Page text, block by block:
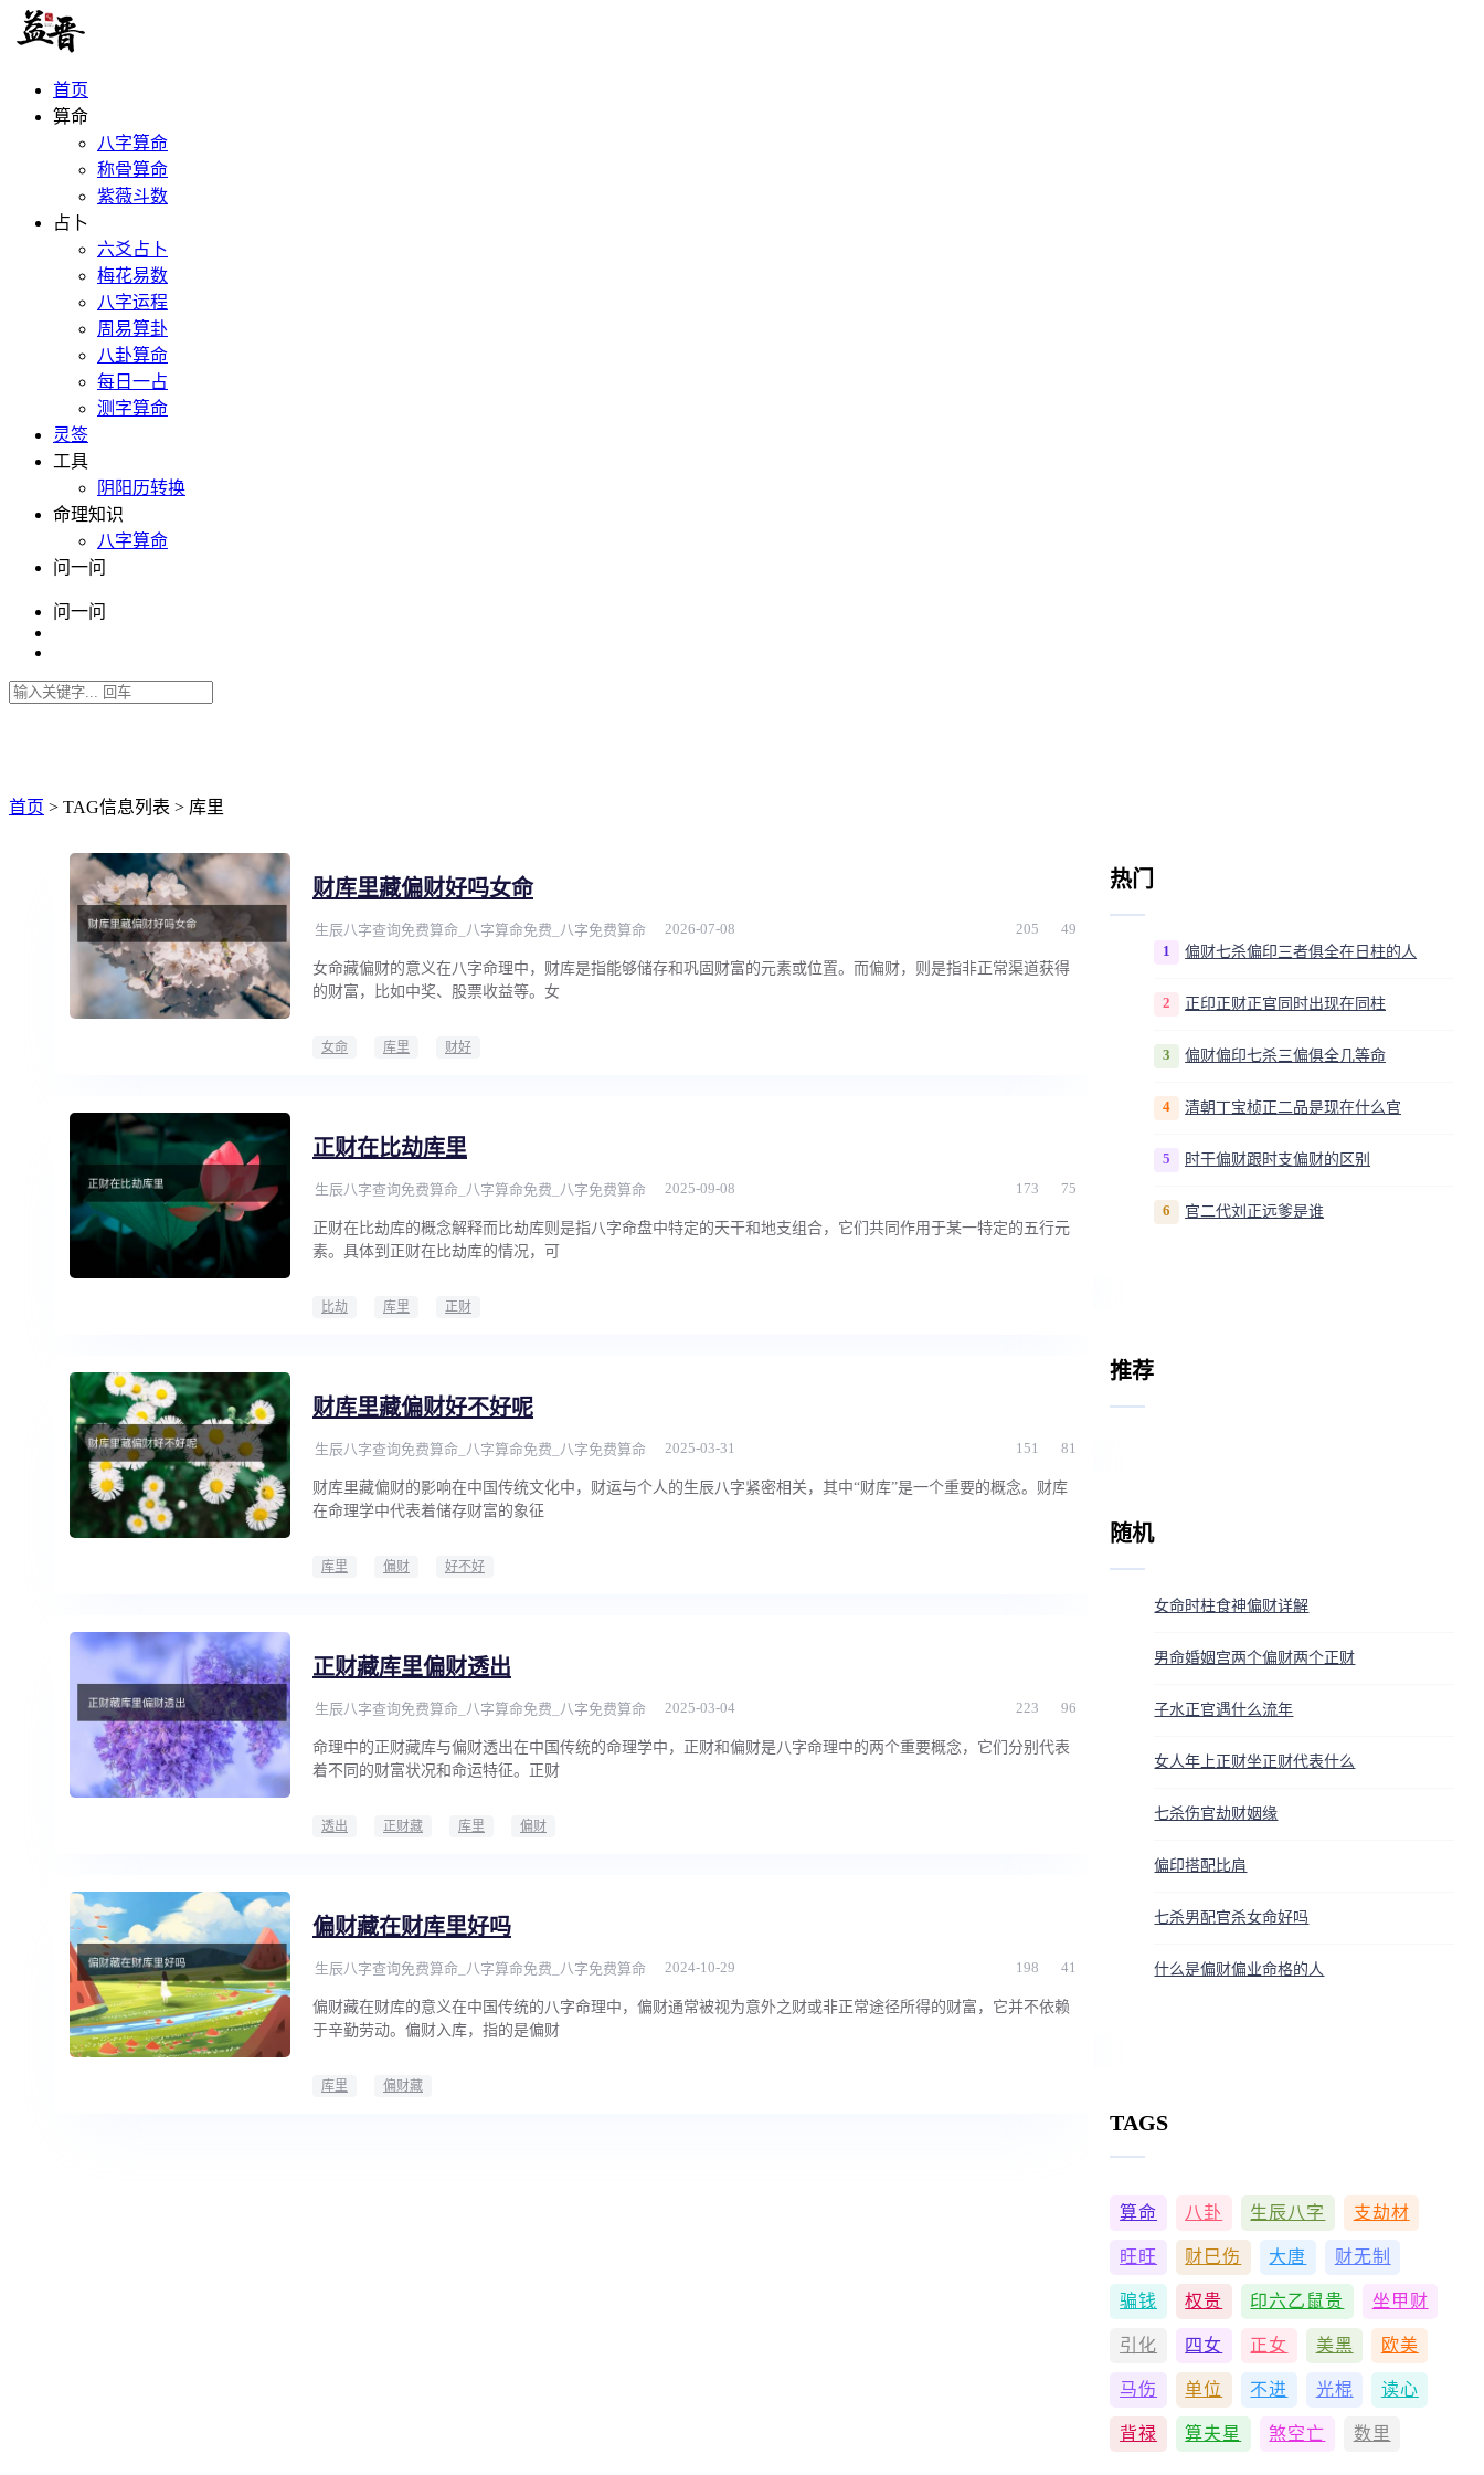
首页
算命
八字算命
称骨算命
紫薇斗数
占卜
六爻占卜
梅花易数
八字运程
周易算卦
八卦算命
每日一占
测字算命
灵签
工具
阴阳历转换
命理知识
八字算命
问一问
问一问
首页 > TAG信息列表 > 库里
财库里藏偏财好吗女命
生辰八字查询免费算命_八字算命免费_八字免费算命 2026-07-08 205 49
女命藏偏财的意义在八字命理中，财库是指能够储存和巩固财富的元素或位置。而偏财，则是指非正常渠道获得
的财富，比如中奖、股票收益等。女
女命 库里 财好
正财在比劫库里
生辰八字查询免费算命_八字算命免费_八字免费算命 2025-09-08 173 75
正财在比劫库的概念解释而比劫库则是指八字命盘中特定的天干和地支组合，它们共同作用于某一特定的五行元
素。具体到正财在比劫库的情况，可
比劫 库里 正财
财库里藏偏财好不好呢
生辰八字查询免费算命_八字算命免费_八字免费算命 2025-03-31 151 81
财库里藏偏财的影响在中国传统文化中，财运与个人的生辰八字紧密相关，其中“财库”是一个重要的概念。财库
在命理学中代表着储存财富的象征
库里 偏财 好不好
正财藏库里偏财透出
生辰八字查询免费算命_八字算命免费_八字免费算命 2025-03-04 223 96
命理中的正财藏库与偏财透出在中国传统的命理学中，正财和偏财是八字命理中的两个重要概念，它们分别代表
着不同的财富状况和命运特征。正财
透出 正财藏 库里 偏财
偏财藏在财库里好吗
生辰八字查询免费算命_八字算命免费_八字免费算命 2024-10-29 198 41
偏财藏在财库的意义在中国传统的八字命理中，偏财通常被视为意外之财或非正常途径所得的财富，它并不依赖
于辛勤劳动。偏财入库，指的是偏财
库里 偏财藏
热门
1 偏财七杀偏印三者俱全在日柱的人
2 正印正财正官同时出现在同柱
3 偏财偏印七杀三偏俱全几等命
4 清朝丁宝桢正二品是现在什么官
5 时干偏财跟时支偏财的区别
6 官二代刘正远爹是谁
推荐
随机
女命时柱食神偏财详解
男命婚姻宫两个偏财两个正财
子水正官遇什么流年
女人年上正财坐正财代表什么
七杀伤官劫财姻缘
偏印搭配比肩
七杀男配官杀女命好吗
什么是偏财偏业命格的人
TAGS
算命 八卦 生辰八字 支劫材
旺旺 财巳伤 大唐 财无制
骗钱 权贵 印六乙鼠贵 坐甲财
引化 四女 正女 美黑 欧美
马伤 单位 不进 光棍 读心
背禄 算夫星 煞空亡 数里